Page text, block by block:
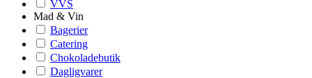
VVS
Mad & Vin
Bagerier
Catering
Chokoladebutik
Dagligvarer